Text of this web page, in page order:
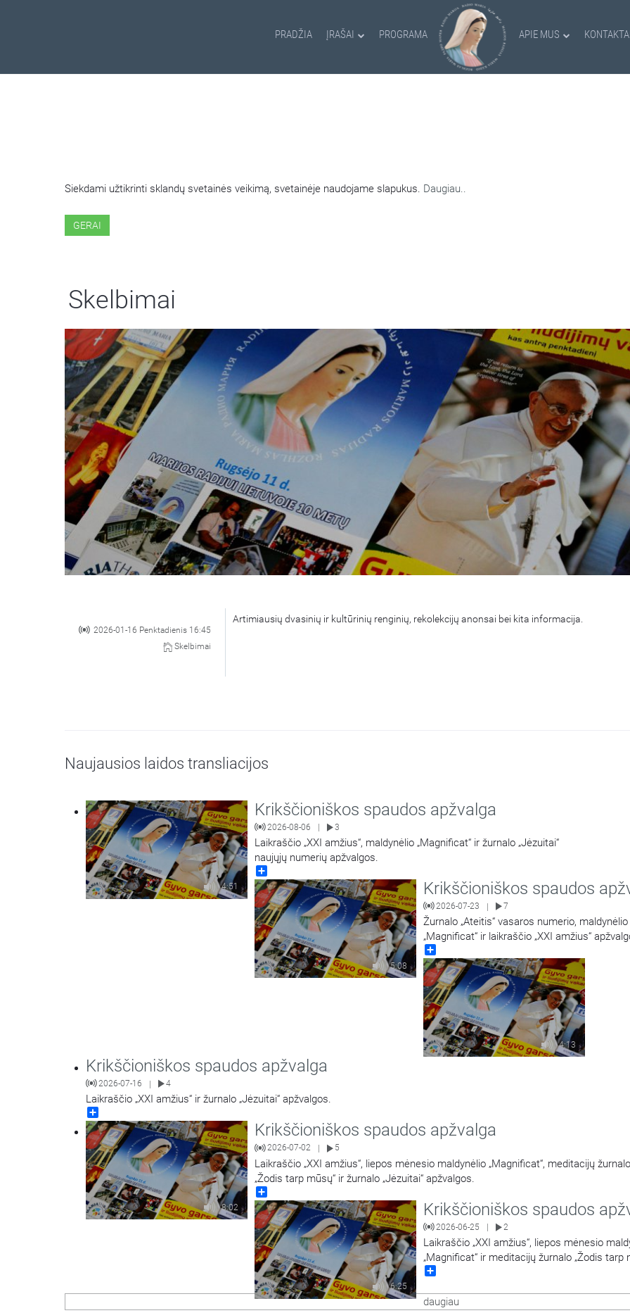
PRADŽIA ĮRAŠAI PROGRAMA APIE MUS
Siekdami užtikrinti sklandų svetainės veikimą, svetainėje naudojame slapukus. Daugiau..
GERAI
Skelbimai
2026-01-16 Penktadienis 16:45
Skelbimai
Artimiausių dvasinių ir kultūrinių renginių, rekolekcijų anonsai bei kita informacija.
Naujausios laidos transliacijos
4:51
Krikščioniškos spaudos apžvalga
2026-08-06 3
Laikraščio „XXI amžius“, maldynėlio „Magnificat“ ir žurnalo „Jėzuitai“
naujųjų numerių apžvalgos.
5:08
Krikščioniškos spaudos
2026-07-23 | 7
Žurnalo „Ateitis“ vasaros numerio, maldynėlio
„Magnificat“ ir laikraščio „XXI amžius“
4:13
Krikščioniškos spaudos apžvalga
2026-07-16 | 4
Laikraščio „XXI amžius“ ir žurnalo „Jėzuitai“ apžvalgos.
8:02
Krikščioniškos spaudos apžvalga
2026-07-02 5
Laikraščio „XXI amžius“, liepos mėnesio maldynėlio „Magnificat“, meditacijų žurnalo
„Žodis tarp mūsų“ ir žurnalo „Jėzuitai“ apžvalgos.
6:25
Krikščioniškos spaudos
2026-06-25 2
Laikraščio „XXI amžius“, liepos mėnesio
„Magnificat“ ir meditacijų žurnalo „Žodis tarp
apžvalgos.
daugiau